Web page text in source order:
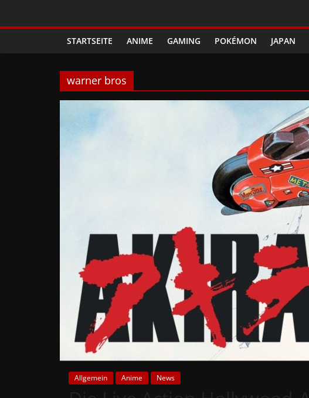
Phanimenal
Täglich
interessante
Anime
Gaming
News
Phanimenal
findest
die
aktuellsten
STARTSEITE ANIME GAMING POKÉMON JAPAN
warner bros
Allgemein Anime News